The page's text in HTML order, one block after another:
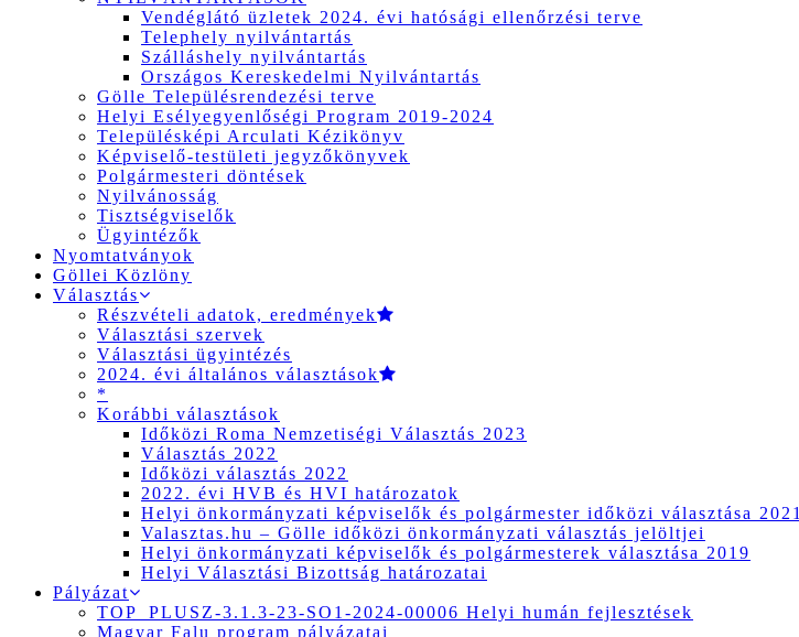
Vendéglátó üzletek 2024. évi hatósági ellenőrzési terve
Telephely nyilvántartás
Szálláshely nyilvántartás
Országos Kereskedelmi Nyilvántartás
Gölle Településrendezési terve
Helyi Esélyegyenlőségi Program 2019-2024
Településképi Arculati Kézikönyv
Képviselő-testületi jegyzőkönyvek
Polgármesteri döntések
Nyilvánosság
Tisztségviselők
Ügyintézők
Nyomtatványok
Göllei Közlöny
Választás
Részvételi adatok, eredmények
Választási szervek
Választási ügyintézés
2024. évi általános választások
*
Korábbi választások
Időközi Roma Nemzetiségi Választás 2023
Választás 2022
Időközi választás 2022
2022. évi HVB és HVI határozatok
Helyi önkormányzati képviselők és polgármester időközi választása 2021
Valasztas.hu – Gölle időközi önkormányzati választás jelöltjei
Helyi önkormányzati képviselők és polgármesterek választása 2019
Helyi Választási Bizottság határozatai
Pályázat
TOP_PLUSZ-3.1.3-23-SO1-2024-00006 Helyi humán fejlesztések
Magyar Falu program pályázatai